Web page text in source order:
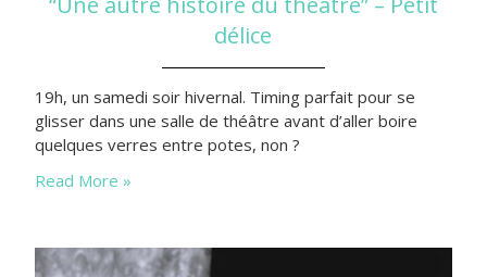
délice
19h, un samedi soir hivernal. Timing parfait pour se
glisser dans une salle de théâtre avant d’aller boire
quelques verres entre potes, non ?
Read More »